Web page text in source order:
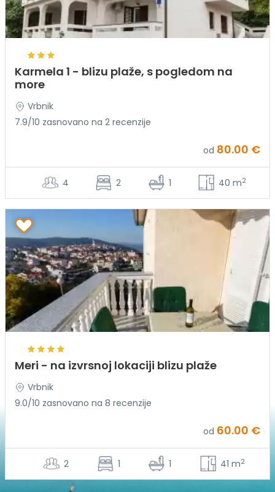
Karmela 1 - blizu plaže, s pogledom na
more
Vrbnik
7.9/10 zasnovano na 2 recenzije
od 80.00 €
4 2 1 40 m2
Meri - na izvrsnoj lokaciji blizu plaže
Vrbnik
9.0/10 zasnovano na 8 recenzije
od 60.00 €
2 1 1 41 m2